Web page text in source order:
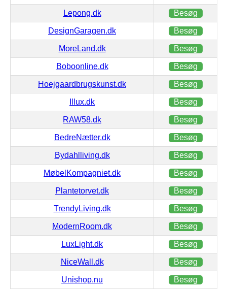
Lepong.dk Besøg
DesignGaragen.dk Besøg
MoreLand.dk Besøg
Boboonline.dk Besøg
Hoejgaardbrugskunst.dk Besøg
Illux.dk Besøg
RAW58.dk Besøg
BedreNætter.dk Besøg
Bydahlliving.dk Besøg
MøbelKompagniet.dk Besøg
Plantetorvet.dk Besøg
TrendyLiving.dk Besøg
ModernRoom.dk Besøg
LuxLight.dk Besøg
NiceWall.dk Besøg
Unishop.nu Besøg